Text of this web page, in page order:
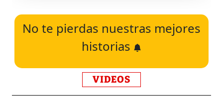
No te pierdas nuestras mejores
historias
VIDEOS